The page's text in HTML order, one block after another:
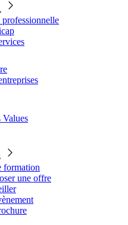
formation
une offre